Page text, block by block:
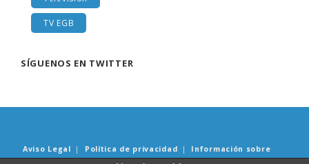
Televisión
TV EGB
Aviso Legal | Política de privacidad | Información sobre